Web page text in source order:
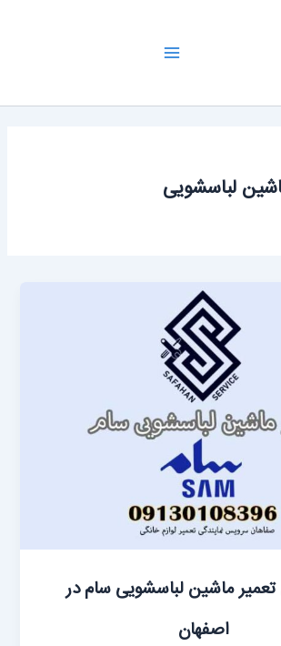
لباسشویی
تعمیر ماشین لباسشویی سام در
اصفهان